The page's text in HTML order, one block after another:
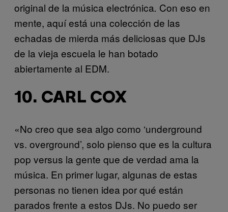
original de la música electrónica. Con eso en
mente, aquí está una colección de las
echadas de mierda más deliciosas que DJs
de la vieja escuela le han botado
abiertamente al EDM.
10. CARL COX
«No creo que sea algo como ‘underground
vs. overground’, solo pienso que es la cultura
pop versus la gente que de verdad ama la
música. En primer lugar, algunas de estas
personas no tienen idea por qué están
parados frente a estos DJs. No puedo ser